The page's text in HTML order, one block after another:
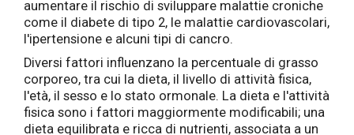
aumentare il rischio di sviluppare malattie croniche
come il diabete di tipo 2, le malattie cardiovascolari,
l'ipertensione e alcuni tipi di cancro.
Diversi fattori influenzano la percentuale di grasso
corporeo, tra cui la dieta, il livello di attività fisica,
l'età, il sesso e lo stato ormonale. La dieta e l'attività
fisica sono i fattori maggiormente modificabili; una
dieta equilibrata e ricca di nutrienti, associata a un